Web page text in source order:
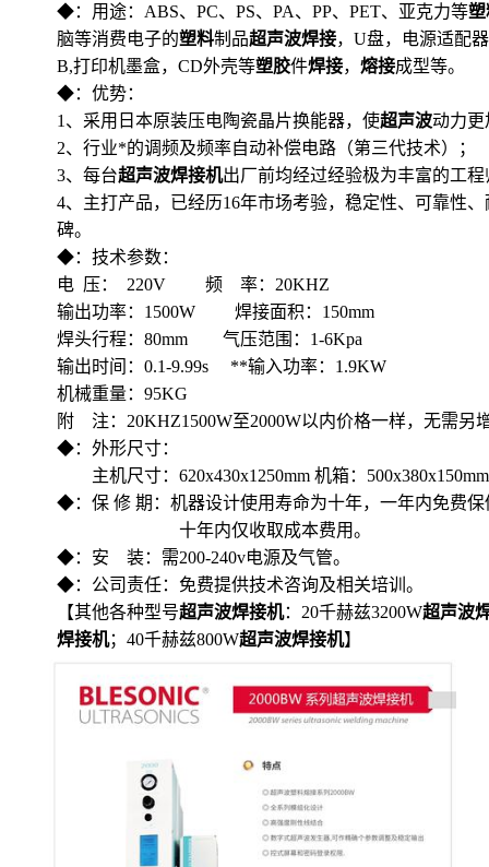
◆：用途：ABS、PC、PS、PA、PP、PET、亚克力等塑
脑等消费电子的塑料制品超声波焊接，U盘，电源适配
B,打印机墨盒，CD外壳等塑胶件焊接， 熔接成型等。
◆：优势：
1 、采用日本原装压电陶瓷晶片换能器，使超声波动力更
2、行业*的调频及频率自动补偿电路（第三代技术）；
3、每台超声波焊接机出厂前均经过经验极为丰富的工
4、主打产品，已经历16年市场考验，稳定性、可靠性
碑。
◆：技术参数：
电 压： 220V 频 率：20KHZ
输出功率：1500W 焊接面积：150mm
焊头行程：80mm 气压范围：1-6Kpa
输出时间：0.1-9.99s **输入功率：1.9KW
机械重量：95KG
附 注：20KHZ1500W至2000W以内价格一样，无需另
◆：外形尺寸：
主机尺寸：620x430x1250mm 机箱：500x380x150mm
◆：保 修 期：机器设计使用寿命为十年，一年内免费保
十年内仅收取成本费用。
◆：安 装：需200-240v电源及气管。
◆：公司责任：免费提供技术咨询及相关培训。
【其他各种型号超声波焊接机：20千赫兹3200W超声波
焊接机；40千赫兹800W超声波焊接机】